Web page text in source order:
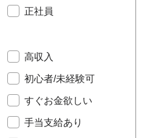
正社員
高収入
初心者/未経験可
すぐお金欲しい
手当支給あり